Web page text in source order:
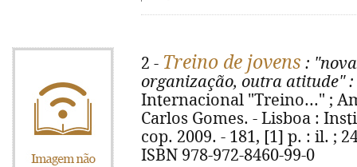
2 - Treino de jovens :
organização, outra atitude":
Internacional "Treino..." ;
Carlos Gomes. - Lisboa :
cop. 2009. - 181, [1] p. : il. ;
ISBN 978-972-8460-99-0